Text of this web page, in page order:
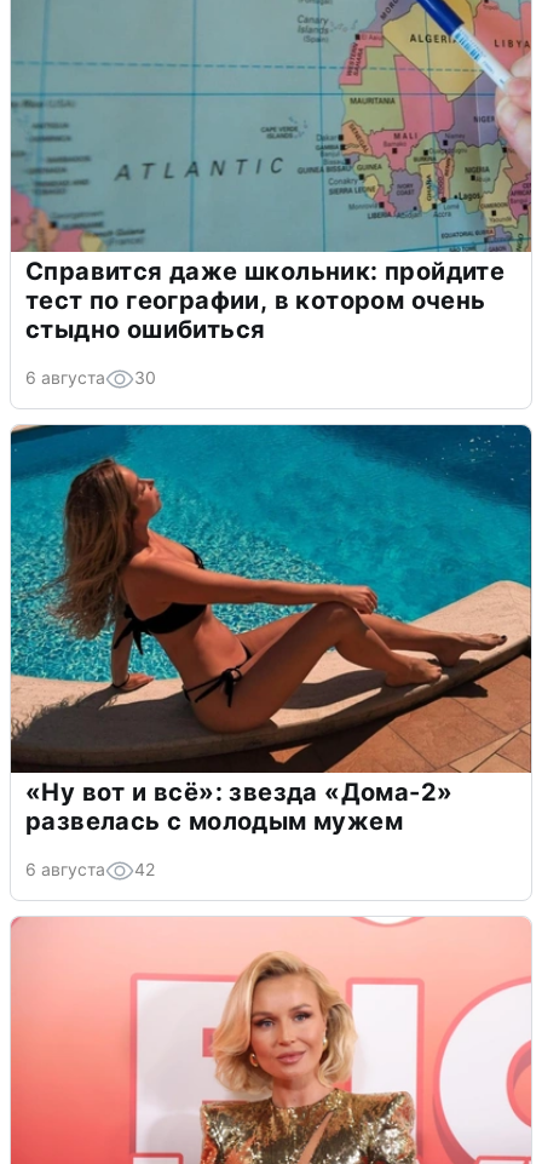
Справится даже школьник: пройдите
тест по географии, в котором очень
стыдно ошибиться
6 августа 30
«Ну вот и всё»: звезда «Дома-2»
развелась с молодым мужем
6 августа 42